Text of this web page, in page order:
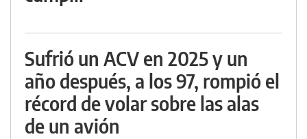
Sufrió un ACV en 2025 y un
año después, a los 97, rompió el
récord de volar sobre las alas
de un avión